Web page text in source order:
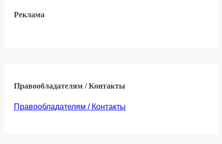
Реклама
Правообладателям / Контакты
Правообладателям / Контакты